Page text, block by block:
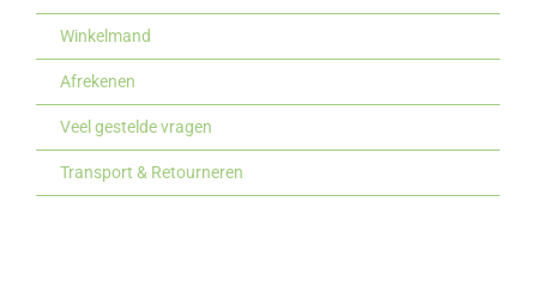
Winkelmand
Afrekenen
Veel gestelde vragen
Transport & Retourneren